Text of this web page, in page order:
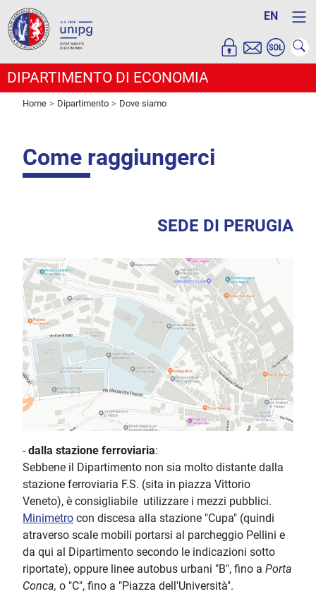
EN
DIPARTIMENTO DI ECONOMIA
Home Dipartimento Dove siamo
Come raggiungerci
SEDE DI PERUGIA
-dalla stazione ferroviaria:
Sebbene il Dipartimento non sia molto distante dalla
stazione ferroviaria F.S. (sita in piazza Vittorio
Veneto), è consigliabile utilizzare i mezzi pubblici.
Minimetro con discesa alla stazione "Cupa" (quindi
atraverso scale mobili portarsi al parcheggio Pellini e
da qui al Dipartimento secondo le indicazioni sotto
riportate), oppure linee autobus urbani "B", fino a Porta
Conca, o "C", fino a "Piazza dell'Università".